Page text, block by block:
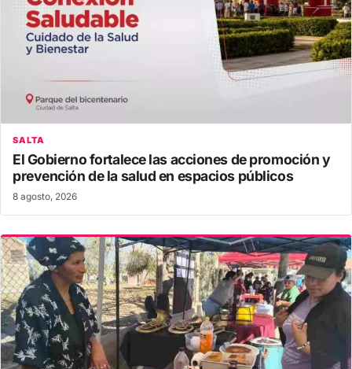
SALTA
El Gobierno fortalece las acciones de promoción y
prevención de la salud en espacios públicos
8 agosto, 2026